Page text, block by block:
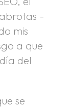
-
mis
a que
del
se